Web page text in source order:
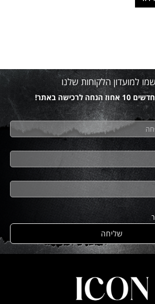
למועדון הלקוחות שלנו
לרכישה באתר!
שליחה